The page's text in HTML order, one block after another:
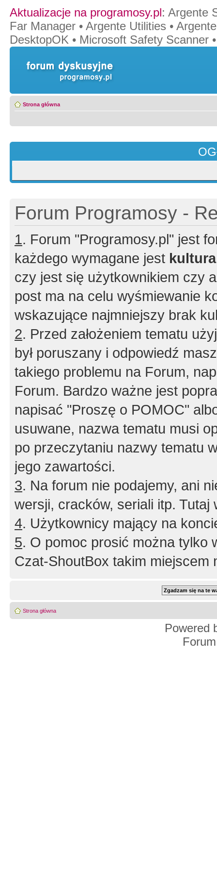
Aktualizacje na programosy.pl: Argente
Far Manager • Argente Utilities •
DesktopOK • Microsoft Safety Scanner
Strona główna
Forum Programosy -
1. Forum "Programosy.pl" jest
każdego wymagane jest
czy jest się użytkownikiem czy
post ma na celu wyśmiewanie
wskazujące najmniejszy brak
2. Przed założeniem tematu
był poruszany i odpowiedź
takiego problemu na Forum,
Forum. Bardzo ważne jest
napisać "Proszę o POMOC"
usuwane, nazwa tematu musi
po przeczytaniu nazwy tematu
jego zawartości.
3. Na forum nie podajemy, ani
wersji, cracków, seriali itp. Tutaj
4. Użytkownicy mający na
5. O pomoc prosić można tylko
Czat-ShoutBox takim miejscem
Strona główna
Powered